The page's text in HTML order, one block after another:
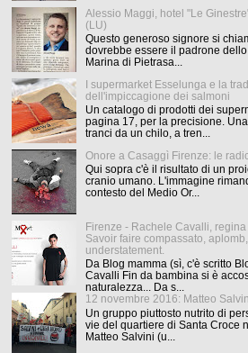
Alessio Maggi, hotel "Le
(LU)
Questo generoso signore si
dovrebbe essere il padrone
Marina di Pietrasa...
I supermarket Esselunga e la
dell'impiccagione dei salmoni
Un catalogo di prodotti dei
pagina 17, per la precisione.
tranci da un chilo, a tren...
Onore a Casaggì Firenze: le
Qui sopra c'è il risultato di un
cranio umano. L'immagine
contesto del Medio Or...
Firenze - Rachele Cavalli,
Savoir faire compassato,
understatement.
Da Blog mamma (sì, c'è scritto
Cavalli Fin da bambina si è
naturalezza... Da s...
12 novembre 2016: Matteo
Un gruppo piuttosto nutrito di
vie del quartiere di Santa Croce
Matteo Salvini (u...